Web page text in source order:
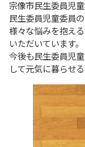
宗像市民生委員児
民生委員児童委員
様々な悩みを抱え
いただいています。
今後も民生委員児
して元気に暮らせ